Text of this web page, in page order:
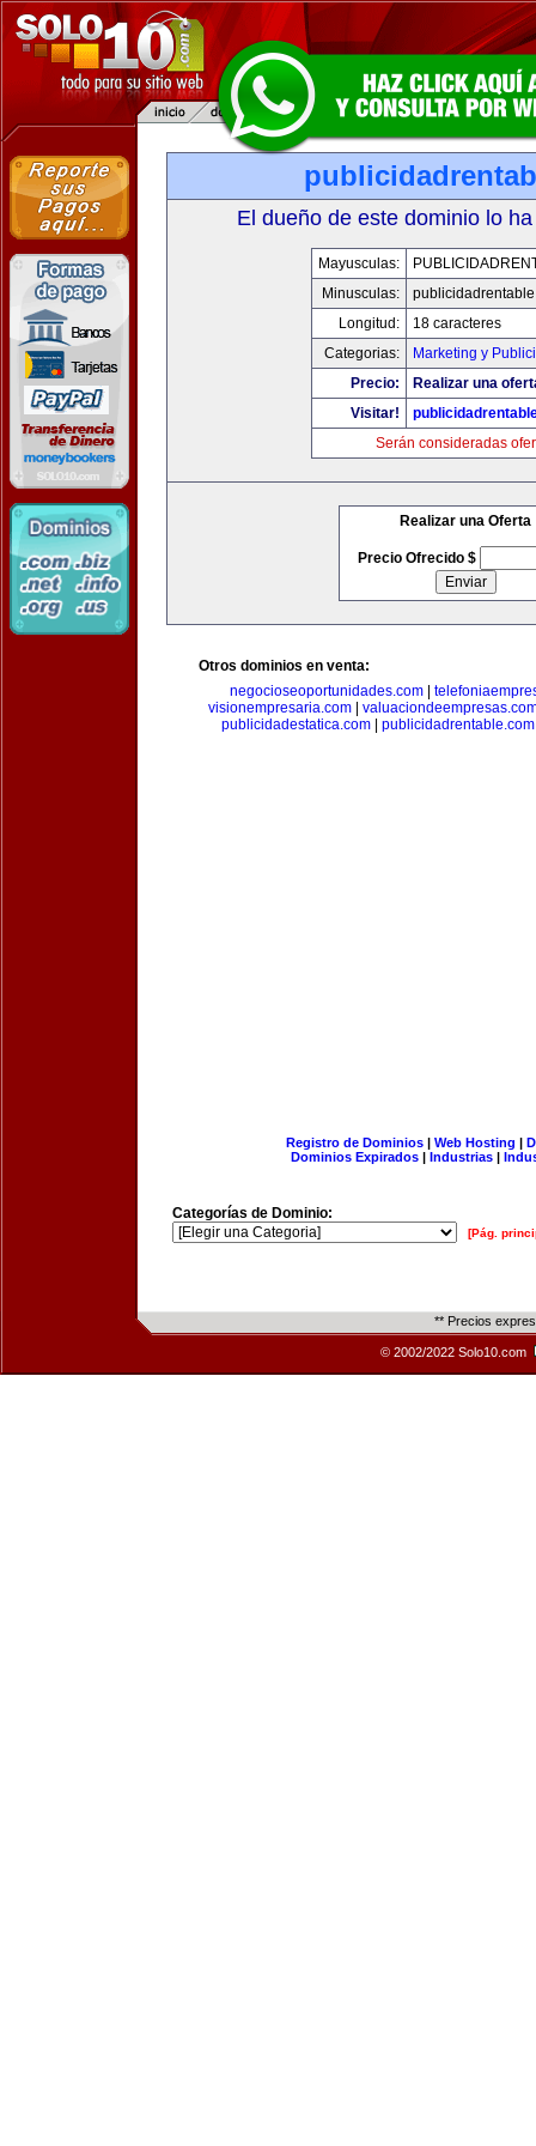
El dueño de este dominio lo
Mayusculas:
Minusculas:
Longitud:
18 caracteres
Categorias:
Marketing y
Precio:
Realizar una
Visitar!
Serán consideradas
Realizar una Oferta
Precio Ofrecido $
Otros dominios en venta:
negocioseoportunidades.com
visionempresaria.com
publicidadestatica.com
publicidadrentable.com
Registro de Dominios| Web Hosting |
Dominios Expirados | Industrias |
Categorías de Dominio:
[Pág.
** Precios
© 2002/2022 Solo10.com